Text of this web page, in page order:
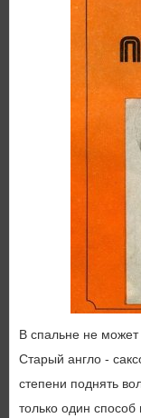
В спальне не
Старый англо -
степени поднять
только один способ